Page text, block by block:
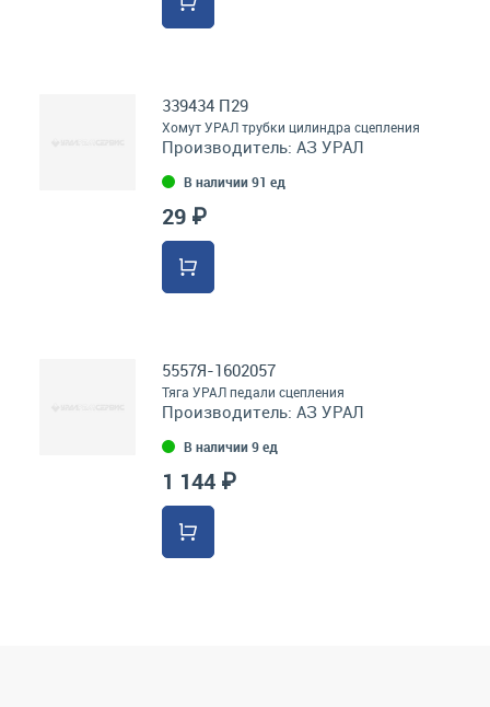
339434 П29
Хомут УРАЛ трубки цилиндра сцепления
Производитель: АЗ УРАЛ
В наличии 91 ед
29 ₽
5557Я-1602057
Тяга УРАЛ педали сцепления
Производитель: АЗ УРАЛ
В наличии 9 ед
1 144 ₽